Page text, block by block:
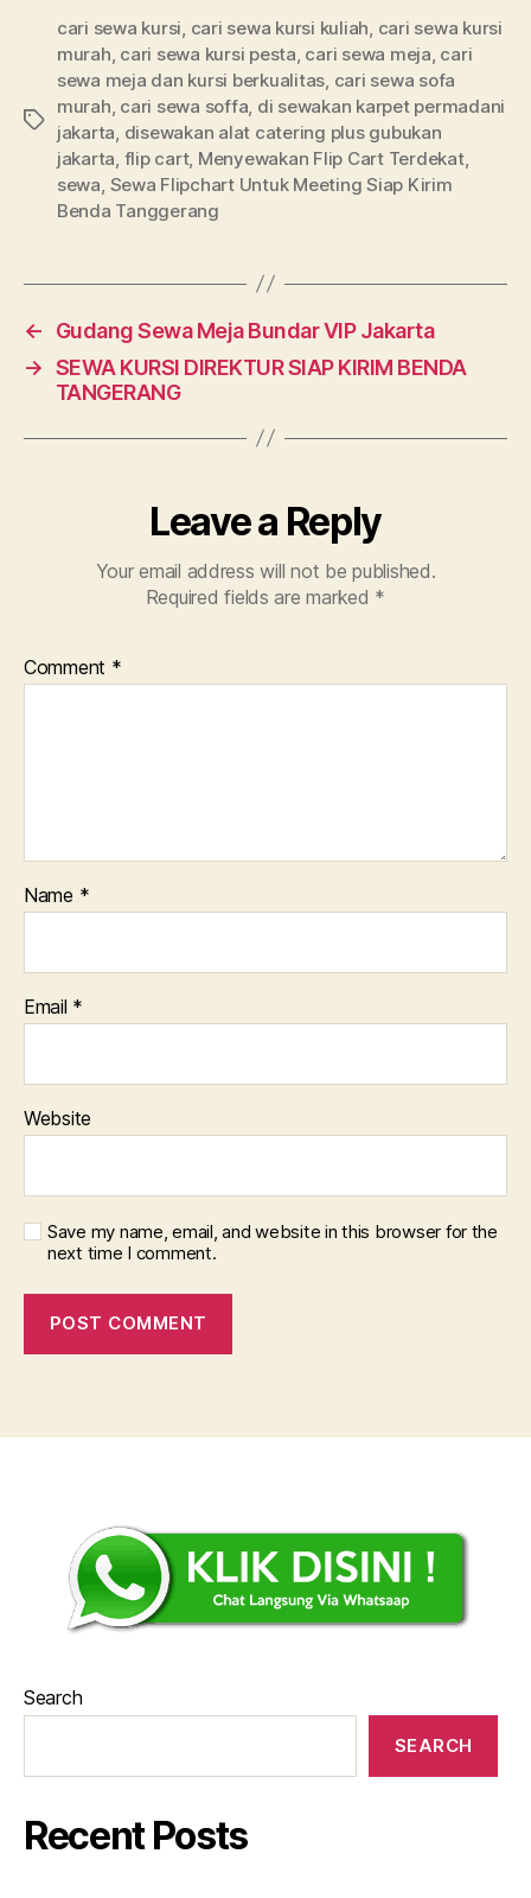
Tags
cari sewa kursi cari sewa kursi kuliah cari sewa kursi
murah cari sewa kursi pesta cari sewa meja cari
sewa meja dan kursi berkualitas cari sewa sofa
murah cari sewa soffa di sewakan karpet permadani
jakarta disewakan alat catering plus gubukan
jakarta flip cart, Menyewakan Flip Cart Terdekat,
sewa Sewa Flipchart Untuk Meeting Siap Kirim
Benda Tanggerang
←
Gudang Sewa Meja Bundar VIP Jakarta
→ SEWA KURSI DIREKTUR SIAP KIRIM BENDA
TANGERANG
Leave a Reply
Your email address will not be published.
Required fields are marked *
Comment *
Name *
Email *
Website
Save my name, email, and website in this browser for the
next time I comment.
Search
SEARCH
Recent Posts